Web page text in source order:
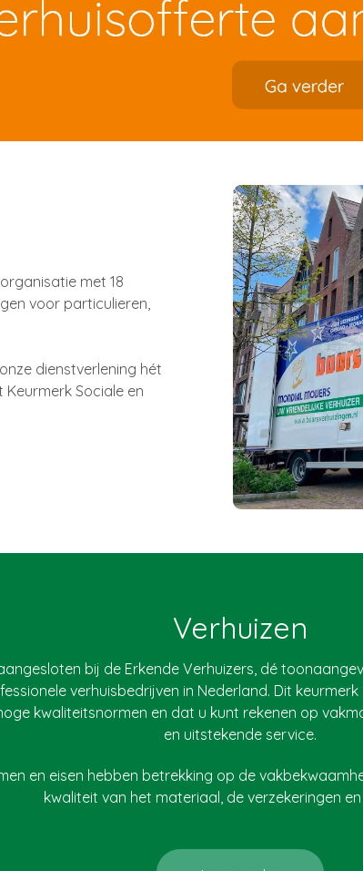
met 18
voor particulieren,
dienstverlening hét
Sociale en
Verhuizen
bij de Erkende Verhuizers, dé
verhuisbedrijven in Nederland. Dit
kwaliteitsnormen en dat u kunt rekenen op
en uitstekende service.
en eisen hebben betrekking op de
kwaliteit van het materiaal, de verzekeringen